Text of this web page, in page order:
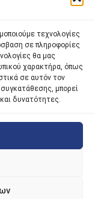
τεχνολογίες
σε πληροφορίες
θα μας
χαρακτήρα, όπως
σε αυτόν τον
μπορεί
δυνατότητες.
γραφείο του
βάσει των
συνωστισμού
και αναμονής του
κατόπιν